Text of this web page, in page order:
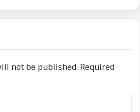
not be published. Required